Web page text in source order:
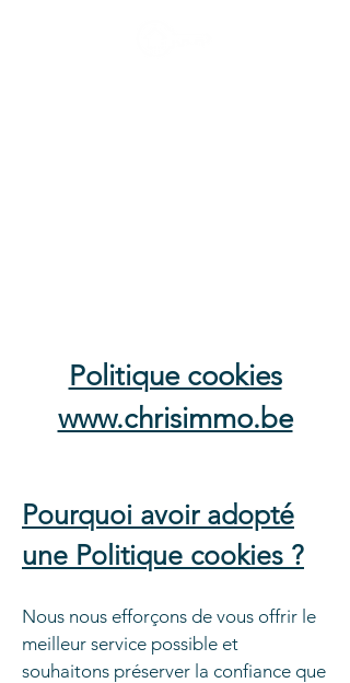
Politique cookies
www.chrisimmo.be
Pourquoi avoir adopté
une Politique cookies ?
Nous nous efforçons de vous offrir le
meilleur service possible et
souhaitons préserver la confiance que